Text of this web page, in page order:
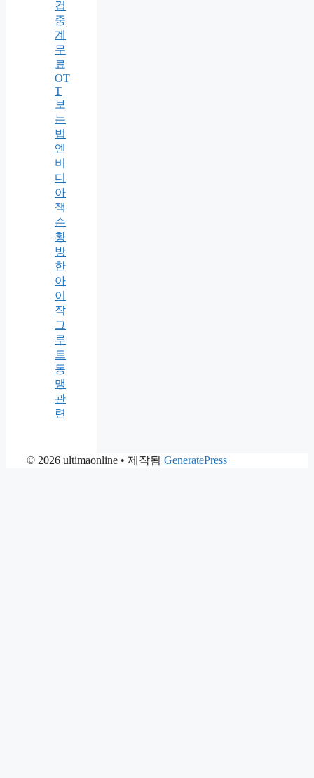
컵
중
계
무
료
OT
T
보
는
법
엔
비
디
아
잭
슨
황
방
한
아
이
작
그
루
트
동
맹
관
련
© 2026 ultimaonline • 제작됨 GeneratePress